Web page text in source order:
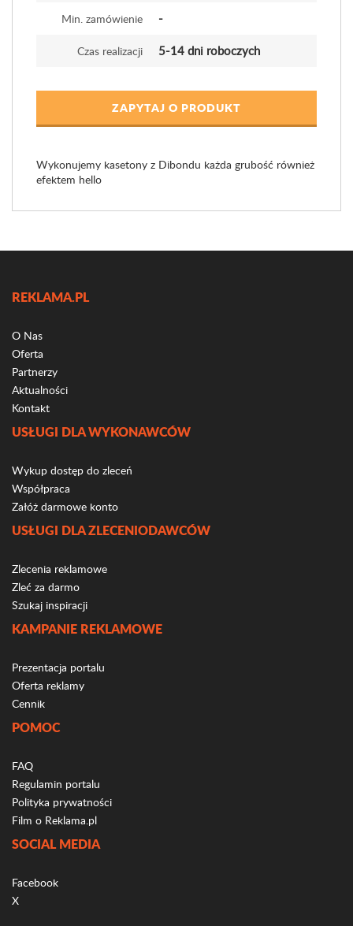
Min. zamówienie -
Czas realizacji 5-14 dni roboczych
ZAPYTAJ O PRODUKT
Wykonujemy kasetony z Dibondu każda grubość również
efektem hello
REKLAMA.PL
O Nas
Oferta
Partnerzy
Aktualności
Kontakt
USŁUGI DLA WYKONAWCÓW
Wykup dostęp do zleceń
Współpraca
Załóż darmowe konto
USŁUGI DLA ZLECENIODAWCÓW
Zlecenia reklamowe
Zleć za darmo
Szukaj inspiracji
KAMPANIE REKLAMOWE
Prezentacja portalu
Oferta reklamy
Cennik
POMOC
FAQ
Regulamin portalu
Polityka prywatności
Film o Reklama.pl
SOCIAL MEDIA
Facebook
X